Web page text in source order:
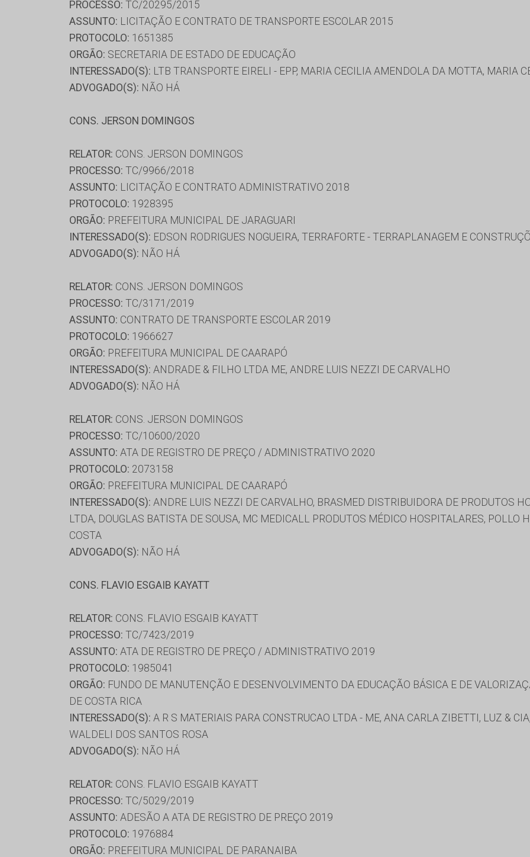
PROCESSO: TC/20295/2015
ASSUNTO: LICITAÇÃO E CONTRATO DE TRANSPORTE ESCOLAR 2015
PROTOCOLO: 1651385
ORGÃO: SECRETARIA DE ESTADO DE EDUCAÇÃO
INTERESSADO(S): LTB TRANSPORTE EIRELI - EPP, MARIA CECILIA AMENDOLA DA MOTTA, MARIA
ADVOGADO(S): NÃO HÁ
CONS. JERSON DOMINGOS
RELATOR: CONS. JERSON DOMINGOS
PROCESSO: TC/9966/2018
ASSUNTO: LICITAÇÃO E CONTRATO ADMINISTRATIVO 2018
PROTOCOLO: 1928395
ORGÃO: PREFEITURA MUNICIPAL DE JARAGUARI
INTERESSADO(S): EDSON RODRIGUES NOGUEIRA, TERRAFORTE - TERRAPLANAGEM E
ADVOGADO(S): NÃO HÁ
RELATOR: CONS. JERSON DOMINGOS
PROCESSO: TC/3171/2019
ASSUNTO: CONTRATO DE TRANSPORTE ESCOLAR 2019
PROTOCOLO: 1966627
ORGÃO: PREFEITURA MUNICIPAL DE CAARAPÓ
INTERESSADO(S): ANDRADE & FILHO LTDA ME, ANDRE LUIS NEZZI DE CARVALHO
ADVOGADO(S): NÃO HÁ
RELATOR: CONS. JERSON DOMINGOS
PROCESSO: TC/10600/2020
ASSUNTO: ATA DE REGISTRO DE PREÇO / ADMINISTRATIVO 2020
PROTOCOLO: 2073158
ORGÃO: PREFEITURA MUNICIPAL DE CAARAPÓ
INTERESSADO(S): ANDRE LUIS NEZZI DE CARVALHO, BRASMED DISTRIBUIDORA DE PRODUTOS
LTDA, DOUGLAS BATISTA DE SOUSA, MC MEDICALL PRODUTOS MÉDICO HOSPITALARES, POLLO
COSTA
ADVOGADO(S): NÃO HÁ
CONS. FLAVIO ESGAIB KAYATT
RELATOR: CONS. FLAVIO ESGAIB KAYATT
PROCESSO: TC/7423/2019
ASSUNTO: ATA DE REGISTRO DE PREÇO / ADMINISTRATIVO 2019
PROTOCOLO: 1985041
ORGÃO: FUNDO DE MANUTENÇÃO E DESENVOLVIMENTO DA EDUCAÇÃO BÁSICA E DE
DE COSTA RICA
INTERESSADO(S): A R S MATERIAIS PARA CONSTRUCAO LTDA - ME, ANA CARLA ZIBETTI, LUZ &
WALDELI DOS SANTOS ROSA
ADVOGADO(S): NÃO HÁ
RELATOR: CONS. FLAVIO ESGAIB KAYATT
PROCESSO: TC/5029/2019
ASSUNTO: ADESÃO A ATA DE REGISTRO DE PREÇO 2019
PROTOCOLO: 1976884
ORGÃO: PREFEITURA MUNICIPAL DE PARANAIBA